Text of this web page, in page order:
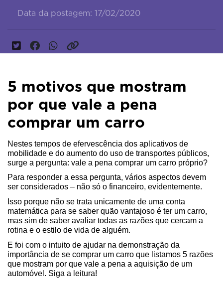
Data da postagem: 17/02/2020
5 motivos que mostram
por que vale a pena
comprar um carro
Nestes tempos de efervescência dos aplicativos de
mobilidade e do aumento do uso de transportes públicos,
surge a pergunta: vale a pena comprar um carro próprio?
Para responder a essa pergunta, vários aspectos devem
ser considerados – não só o financeiro, evidentemente.
Isso porque não se trata unicamente de uma conta
matemática para se saber quão vantajoso é ter um carro,
mas sim de saber avaliar todas as razões que cercam a
rotina e o estilo de vida de alguém.
E foi com o intuito de ajudar na demonstração da
importância de se comprar um carro que listamos 5 razões
que mostram por que vale a pena a aquisição de um
automóvel. Siga a leitura!